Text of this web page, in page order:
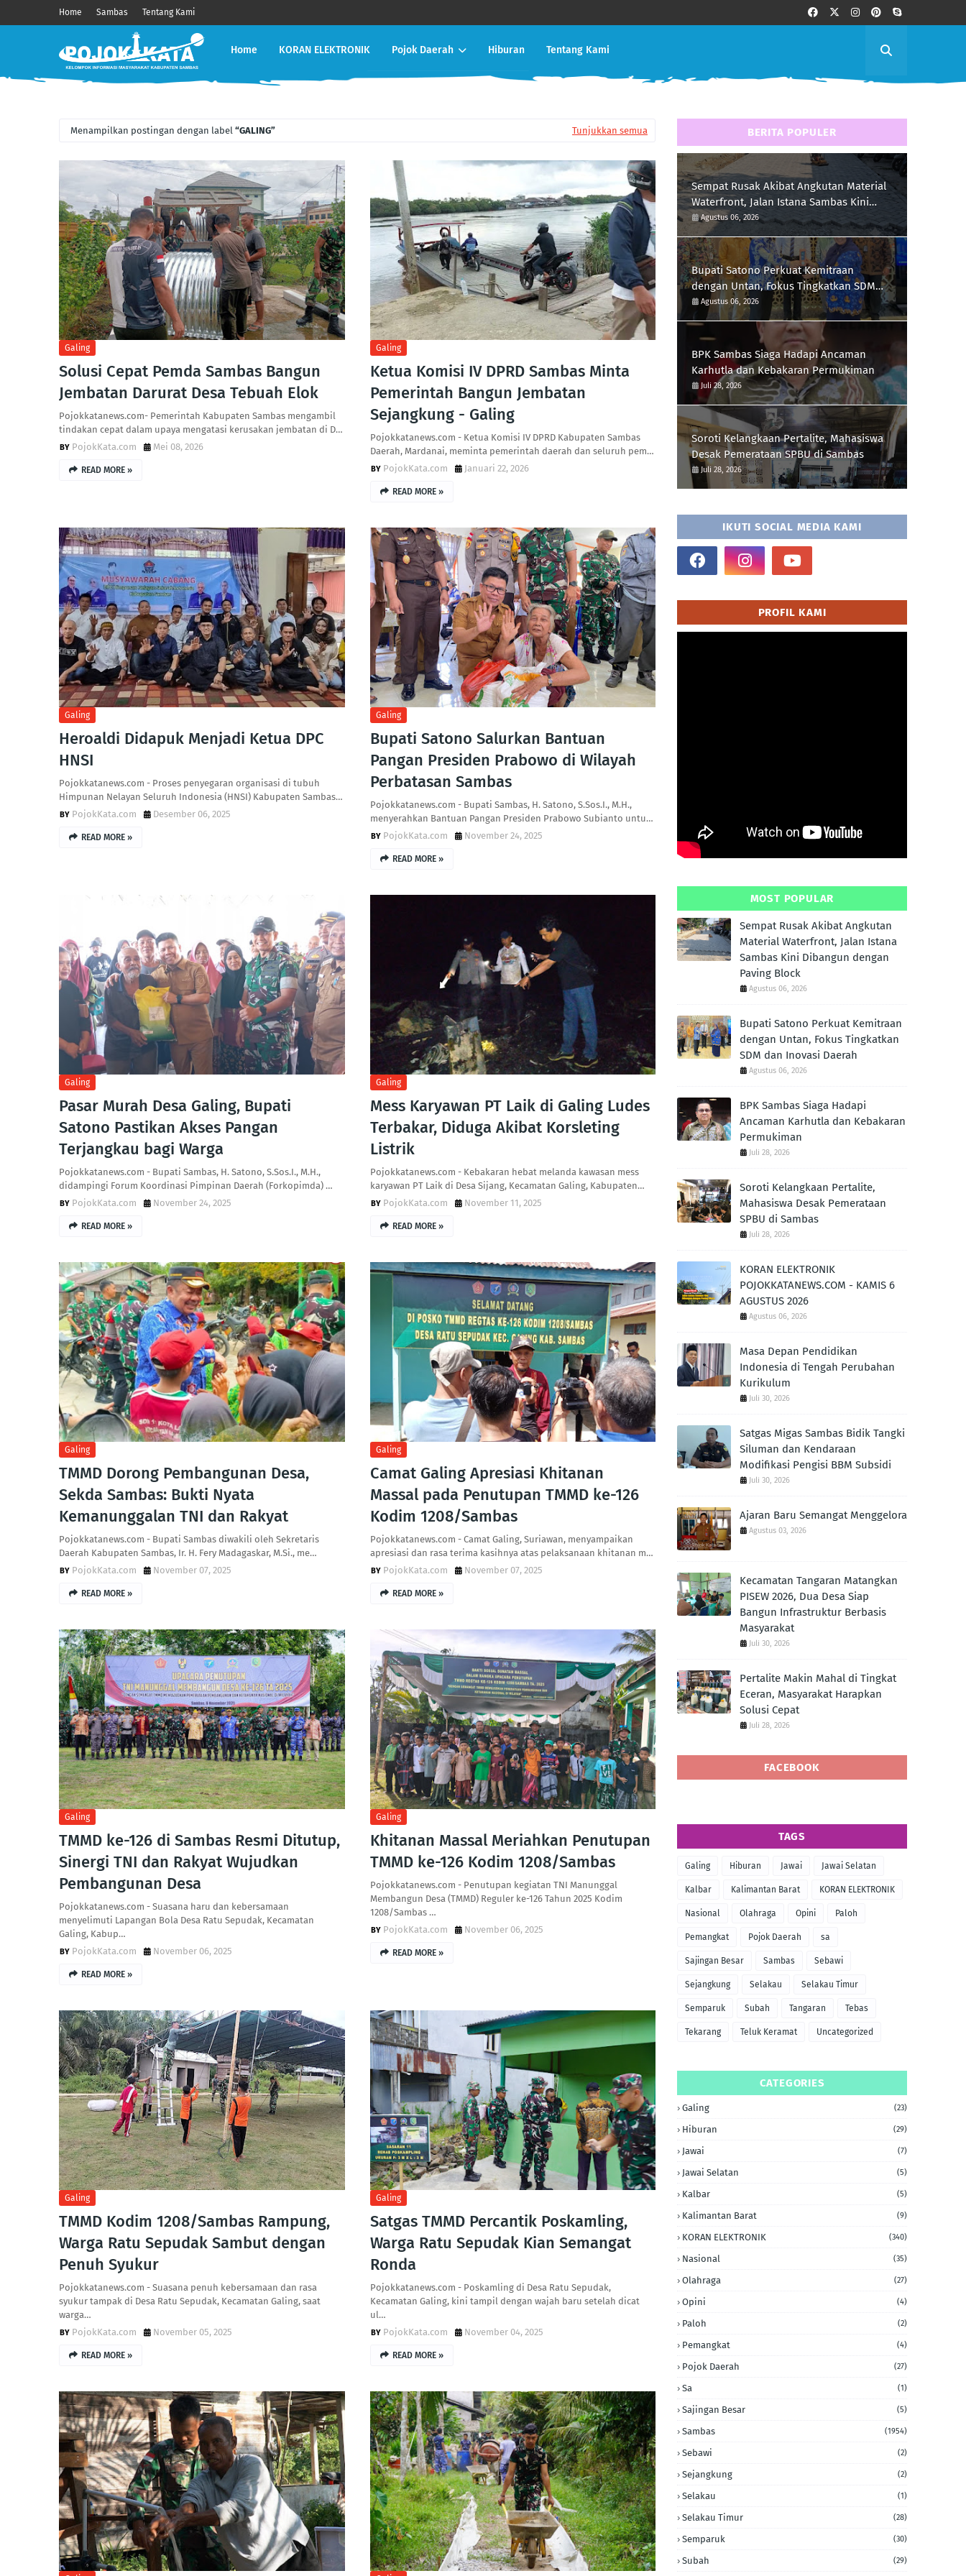
Home Sambas Tentang Kami
Home KORAN ELEKTRONIK Pojok Daerah Hiburan Tentang Kami
Menampilkan postingan dengan label GALING Tunjukkan semua
Galing
Solusi Cepat Pemda Sambas Bangun
Jembatan Darurat Desa Tebuah Elok
Pojokkatanews.com- Pemerintah Kabupaten Sambas mengambil
tindakan cepat dalam upaya mengatasi kerusakan jembatan di D…
PojokKata.com
Mei 08, 2026
READ MORE »
Galing
Ketua Komisi IV DPRD Sambas Minta
Pemerintah Bangun Jembatan
Sejangkung - Galing
Pojokkatanews.com - Ketua Komisi IV DPRD Kabupaten Sambas
Daerah, Mardanai, meminta pemerintah daerah dan seluruh pem…
PojokKata.com
Januari 22, 2026
READ MORE »
Galing
‎Heroaldi Didapuk Menjadi Ketua DPC
HNSI ‎
‎Pojokkatanews.com - Proses penyegaran organisasi di tubuh
Himpunan Nelayan Seluruh Indonesia (HNSI) Kabupaten Sambas…
PojokKata.com
Desember 06, 2025
READ MORE »
Galing
Bupati Satono Salurkan Bantuan
Pangan Presiden Prabowo di Wilayah
Perbatasan Sambas
Pojokkatanews.com - Bupati Sambas, H. Satono, S.Sos.I., M.H.,
menyerahkan Bantuan Pangan Presiden Prabowo Subianto untu…
PojokKata.com
November 24, 2025
READ MORE »
Galing
Pasar Murah Desa Galing, Bupati
Satono Pastikan Akses Pangan
Terjangkau bagi Warga
Pojokkatanews.com - Bupati Sambas, H. Satono, S.Sos.I., M.H.,
didampingi Forum Koordinasi Pimpinan Daerah (Forkopimda) …
PojokKata.com
November 24, 2025
READ MORE »
Galing
Mess Karyawan PT Laik di Galing Ludes
Terbakar, Diduga Akibat Korsleting
Listrik
Pojokkatanews.com - Kebakaran hebat melanda kawasan mess
karyawan PT Laik di Desa Sijang, Kecamatan Galing, Kabupaten…
PojokKata.com
November 11, 2025
READ MORE »
Galing
TMMD Dorong Pembangunan Desa,
Sekda Sambas: Bukti Nyata
Kemanunggalan TNI dan Rakyat
Pojokkatanews.com - Bupati Sambas diwakili oleh Sekretaris
Daerah Kabupaten Sambas, Ir. H. Fery Madagaskar, M.Si., me…
PojokKata.com
November 07, 2025
READ MORE »
Galing
Camat Galing Apresiasi Khitanan
Massal pada Penutupan TMMD ke-126
Kodim 1208/Sambas
Pojokkatanews.com - Camat Galing, Suriawan, menyampaikan
apresiasi dan rasa terima kasihnya atas pelaksanaan khitanan m…
PojokKata.com
November 07, 2025
READ MORE »
Galing
TMMD ke-126 di Sambas Resmi Ditutup,
Sinergi TNI dan Rakyat Wujudkan
Pembangunan Desa
Pojokkatanews.com - Suasana haru dan kebersamaan
menyelimuti Lapangan Bola Desa Ratu Sepudak, Kecamatan
Galing, Kabup…
PojokKata.com
November 06, 2025
READ MORE »
Galing
Khitanan Massal Meriahkan Penutupan
TMMD ke-126 Kodim 1208/Sambas
Pojokkatanews.com - Penutupan kegiatan TNI Manunggal
Membangun Desa (TMMD) Reguler ke-126 Tahun 2025 Kodim
1208/Sambas …
PojokKata.com
November 06, 2025
READ MORE »
Galing
TMMD Kodim 1208/Sambas Rampung,
Warga Ratu Sepudak Sambut dengan
Penuh Syukur
Pojokkatanews.com - Suasana penuh kebersamaan dan rasa
syukur tampak di Desa Ratu Sepudak, Kecamatan Galing, saat
warga…
PojokKata.com
November 05, 2025
READ MORE »
Galing
Satgas TMMD Percantik Poskamling,
Warga Ratu Sepudak Kian Semangat
Ronda
Pojokkatanews.com - Poskamling di Desa Ratu Sepudak,
Kecamatan Galing, kini tampil dengan wajah baru setelah dicat
ul…
PojokKata.com
November 04, 2025
READ MORE »
BERITA POPULER
Sempat Rusak Akibat Angkutan Material
Waterfront, Jalan Istana Sambas Kini
Dibangun dengan Paving Block
Agustus 06, 2026
Bupati Satono Perkuat Kemitraan
dengan Untan, Fokus Tingkatkan SDM
dan Inovasi Daerah
Agustus 06, 2026
BPK Sambas Siaga Hadapi Ancaman
Karhutla dan Kebakaran Permukiman
Juli 28, 2026
Soroti Kelangkaan Pertalite, Mahasiswa
Desak Pemerataan SPBU di Sambas
Juli 28, 2026
IKUTI SOCIAL MEDIA KAMI
PROFIL KAMI
MOST POPULAR
Sempat Rusak Akibat Angkutan
Material Waterfront, Jalan Istana
Sambas Kini Dibangun dengan
Paving Block
Agustus 06, 2026
Bupati Satono Perkuat Kemitraan
dengan Untan, Fokus Tingkatkan
SDM dan Inovasi Daerah
Agustus 06, 2026
BPK Sambas Siaga Hadapi
Ancaman Karhutla dan Kebakaran
Permukiman
Juli 28, 2026
Soroti Kelangkaan Pertalite,
Mahasiswa Desak Pemerataan
SPBU di Sambas
Juli 28, 2026
KORAN ELEKTRONIK
POJOKKATANEWS.COM - KAMIS 6
AGUSTUS 2026
Agustus 06, 2026
Masa Depan Pendidikan
Indonesia di Tengah Perubahan
Kurikulum
Juli 30, 2026
Satgas Migas Sambas Bidik Tangki
Siluman dan Kendaraan
Modifikasi Pengisi BBM Subsidi
Juli 30, 2026
Ajaran Baru Semangat Menggelora
Agustus 03, 2026
Kecamatan Tangaran Matangkan
PISEW 2026, Dua Desa Siap
Bangun Infrastruktur Berbasis
Masyarakat
Juli 30, 2026
Pertalite Makin Mahal di Tingkat
Eceran, Masyarakat Harapkan
Solusi Cepat
Juli 28, 2026
FACEBOOK
TAGS
Galing Hiburan Jawai Jawai Selatan
Kalbar Kalimantan Barat KORAN ELEKTRONIK
Nasional Olahraga Opini Paloh
Pemangkat Pojok Daerah sa
Sajingan Besar Sambas Sebawi
Sejangkung Selakau Selakau Timur
Semparuk Subah Tangaran Tebas
Tekarang Teluk Keramat Uncategorized
CATEGORIES
Galing (23)
Hiburan (29)
Jawai (7)
Jawai Selatan (5)
Kalbar (5)
Kalimantan Barat (9)
KORAN ELEKTRONIK (340)
Nasional (35)
Olahraga (27)
Opini (4)
Paloh (2)
Pemangkat (4)
Pojok Daerah (27)
Sa (1)
Sajingan Besar (5)
Sambas (1954)
Sebawi (2)
Sejangkung (2)
Selakau (1)
Selakau Timur (28)
Semparuk (30)
Subah (29)